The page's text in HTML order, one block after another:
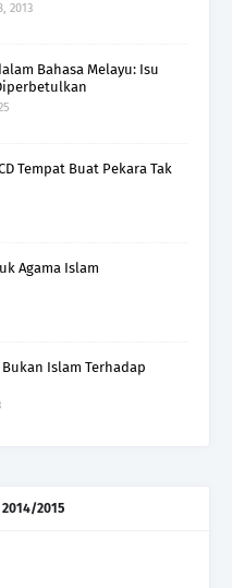
2013
Bahasa Melayu: Isu
Tempat Buat Pekara Tak
Agama Islam
Islam Terhadap
2014/2015